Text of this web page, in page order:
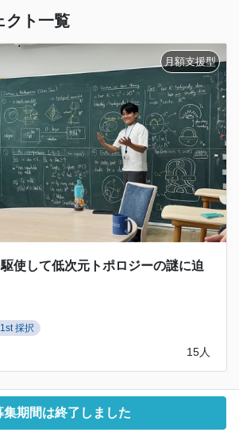
クト一覧
使して低次元トポロジーの謎に迫
採択
15人
集期間は終了しました